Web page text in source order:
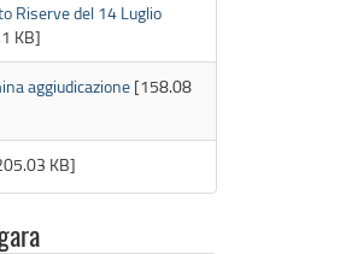
Riserve del 14 Luglio
KB]
aggiudicazione [158.08
KB]